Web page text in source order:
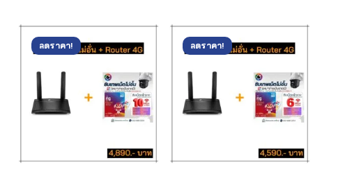
ลดราคา! ลดราคา!